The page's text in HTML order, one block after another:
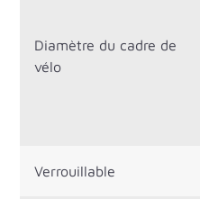
Diamètre du cadre de
vélo
Verrouillable